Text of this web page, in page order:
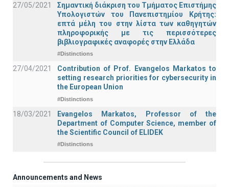
27/05/2021
Σημαντική διάκριση του Τμήματος Επιστήμης
Υπολογιστών του Πανεπιστημίου Κρήτης:
επτά μέλη του στην λίστα των καθηγητών
πληροφορικής με τις περισσότερες
βιβλιογραφικές αναφορές στην Ελλάδα
#Distinctions
27/04/2021
Contribution of Prof. Evangelos Markatos to
setting research priorities for cybersecurity in
the European Union
#Distinctions
18/03/2021
Evangelos Markatos, Professor of the
Department of Computer Science, member of
the Scientific Council of ELIDEK
#Distinctions
Announcements and News